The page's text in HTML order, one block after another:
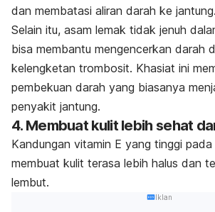
dan membatasi aliran darah ke jantung.
Selain itu, asam lemak tidak jenuh
bisa membantu mengencerkan darah
kelengketan trombosit. Khasiat ini
pembekuan darah yang biasanya
penyakit jantung.
4. Membuat kulit lebih sehat
Kandungan vitamin E yang tinggi pada
membuat kulit terasa lebih halus dan
lembut.
Iklan